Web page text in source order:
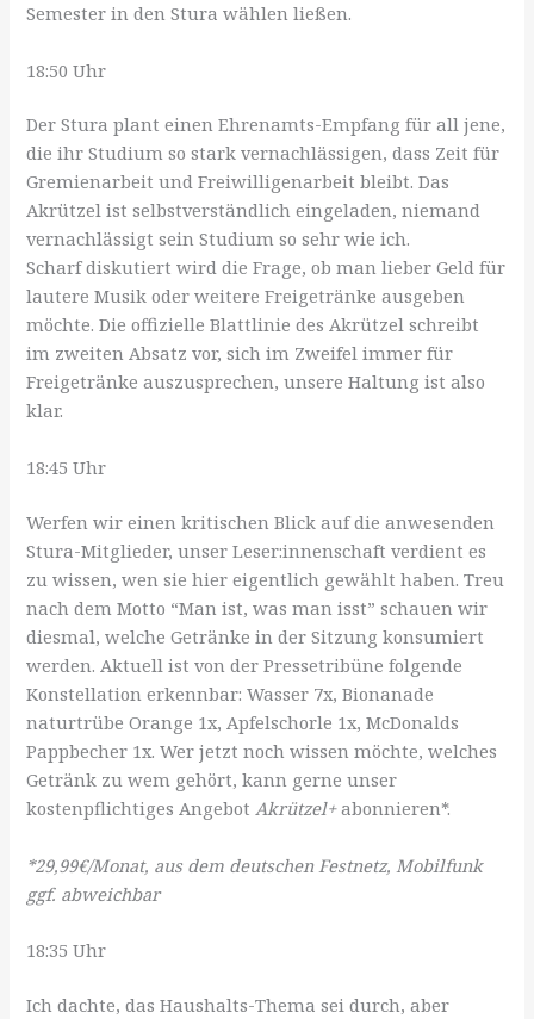
Semester in den Stura wählen ließen.
18:50 Uhr
Der Stura plant einen Ehrenamts-Empfang für all jene,
die ihr Studium so stark vernachlässigen, dass Zeit für
Gremienarbeit und Freiwilligenarbeit bleibt. Das
Akrützel ist selbstverständlich eingeladen, niemand
vernachlässigt sein Studium so sehr wie ich.
Scharf diskutiert wird die Frage, ob man lieber Geld für
lautere Musik oder weitere Freigetränke ausgeben
möchte. Die offizielle Blattlinie des Akrützel schreibt
im zweiten Absatz vor, sich im Zweifel immer für
Freigetränke auszusprechen, unsere Haltung ist also
klar.
18:45 Uhr
Werfen wir einen kritischen Blick auf die anwesenden
Stura-Mitglieder, unser Leser:innenschaft verdient es
zu wissen, wen sie hier eigentlich gewählt haben. Treu
nach dem Motto “Man ist, was man isst” schauen wir
diesmal, welche Getränke in der Sitzung konsumiert
werden. Aktuell ist von der Pressetribüne folgende
Konstellation erkennbar: Wasser 7x, Bionanade
naturtrübe Orange 1x, Apfelschorle 1x, McDonalds
Pappbecher 1x. Wer jetzt noch wissen möchte, welches
Getränk zu wem gehört, kann gerne unser
kostenpflichtiges Angebot Akrützel+abonnieren*.
*29,99€/Monat, aus dem deutschen Festnetz, Mobilfunk
ggf. abweichbar
18:35 Uhr
Ich dachte, das Haushalts-Thema sei durch, aber